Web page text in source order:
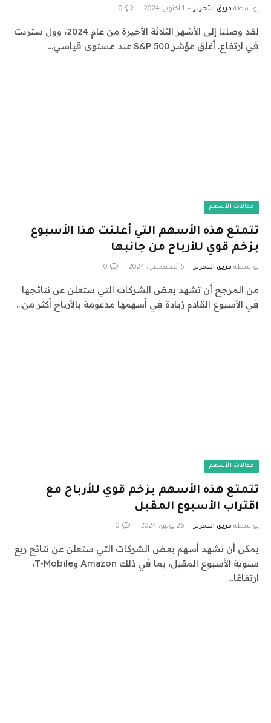
بواسطة فريق التحرير 1 أكتوبر، 2024 0
لقد وصلنا إلى الأشهر الثلاثة الأخيرة من عام 2024، وول ستريت
في ارتفاع. أغلق مؤشر S&P 500 عند مستوى قياسي…
مقالات الأسهم
تتمتع هذه الأسهم التي أعلنت هذا الأسبوع
بزخم قوي للأرباح من جانبها
بواسطة فريق التحرير 5 أغسطس، 2024 0
من المرجح أن تشهد بعض الشركات التي ستعلن عن نتائجها
في الأسبوع القادم زيادة في أسهمها مدعومة بالأرباح أكثر من…
مقالات الأسهم
تتمتع هذه الأسهم بزخم قوي للأرباح مع
اقتراب الأسبوع المقبل
بواسطة فريق التحرير 26 يوليو، 2024 0
يمكن أن تشهد أسهم بعض الشركات التي ستعلن عن نتائج ربع
سنوية الأسبوع المقبل، بما في ذلك Amazon وT-Mobile،
ارتفاعًا…